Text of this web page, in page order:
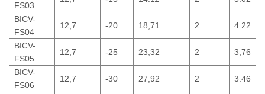
FS03
BICV-
FS04
12,7 -20 18,71 2 4.22
BICV-
FS05
12,7 -25 23,32 2 3,76
BICV-
FS06
12,7 -30 27,92 2 3.46